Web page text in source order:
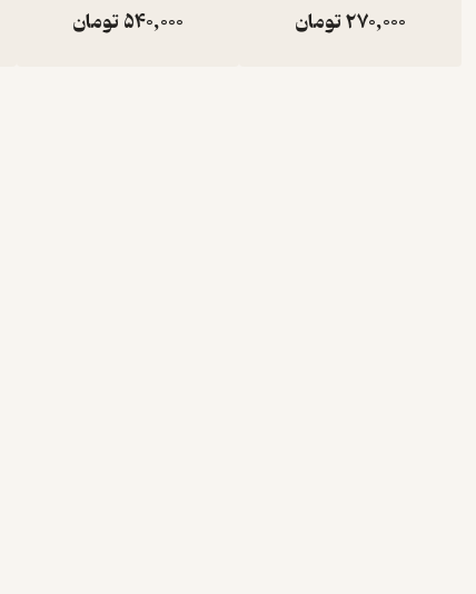
270,000تومان 540,000تومان